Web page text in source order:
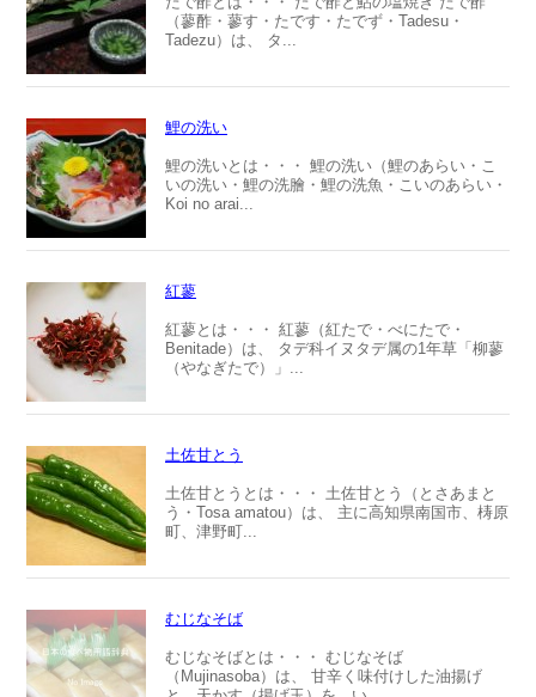
（蓼酢・蓼す・たです・たでず・Tadesu・
Tadezu）は、 タ...
鯉の洗い
鯉の洗いとは・・・ 鯉の洗い（鯉のあらい・こ
いの洗い・鯉の洗膾・鯉の洗魚・こいのあらい・
Koi no arai...
紅蓼
紅蓼とは・・・ 紅蓼（紅たで・べにたで・
Benitade）は、 タデ科イヌタデ属の1年草「柳蓼
（やなぎたで）」...
土佐甘とう
土佐甘とうとは・・・ 土佐甘とう（とさあまと
う・Tosa amatou）は、 主に高知県南国市、梼原
町、津野町...
むじなそば
むじなそばとは・・・ むじなそば
（Mujinasoba）は、 甘辛く味付けした油揚げ